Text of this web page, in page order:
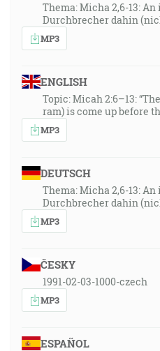
Thema: Micha 2,6-13:
Durchbrecher dahin
MP3
ENGLISH
Topic: Micah 2:6–13:
ram) is come up before
MP3
DEUTSCH
Thema: Micha 2,6-13:
Durchbrecher dahin
MP3
ČESKY
1991-02-03-1000-czech
MP3
ESPAÑOL